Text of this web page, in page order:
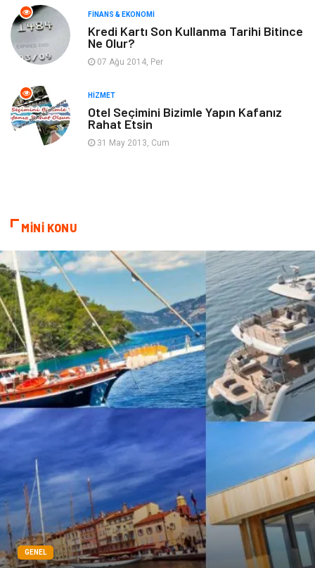
Ev İşleri
Gençlik & Eğlence
Sigorta
Mobilya
FINANS & EKONOMI
Kredi Kartı Son Kullanma Tarihi Bitince
Ne Olur?
07 Ağu 2014, Per
HIZMET
Otel Seçimini Bizimle Yapın Kafanız
Rahat Etsin
31 May 2013, Cum
MİNİ KONU
GENEL